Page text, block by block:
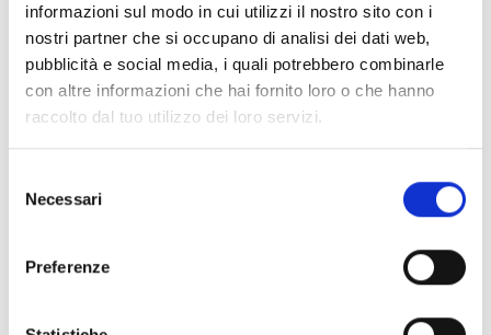
informazioni sul modo in cui utilizzi il nostro sito con i
nostri partner che si occupano di analisi dei dati web,
pubblicità e social media, i quali potrebbero combinarle
con altre informazioni che hai fornito loro o che hanno
raccolto dal tuo utilizzo dei loro servizi.
delNecessari
Preferenze
Zubehör für EB00-Meldersockel - Materialien(47)
herunterladen lock